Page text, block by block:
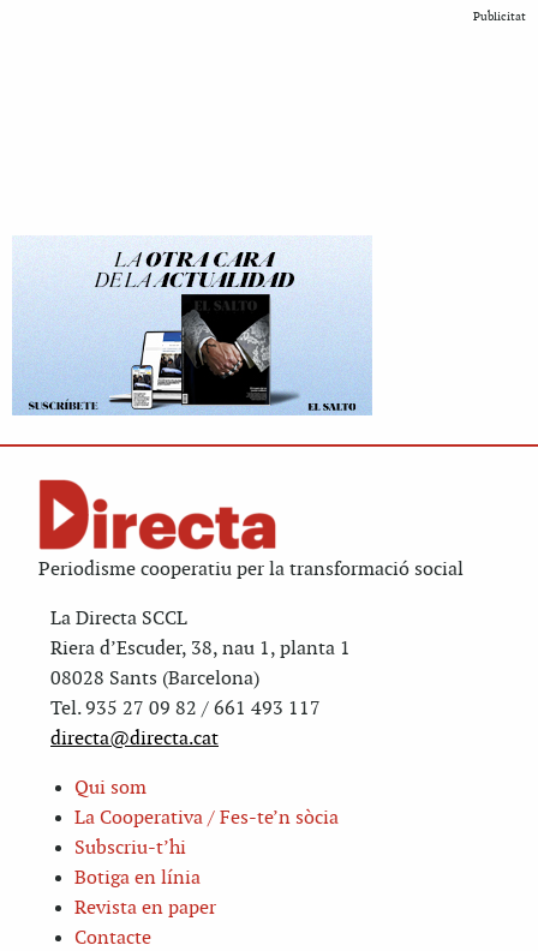
Publicitat
Periodisme cooperatiu per la transformació social
La Directa SCCL
Riera d’Escuder, 38, nau 1, planta 1
08028 Sants (Barcelona)
Tel. 935 27 09 82 / 661 493 117
directa@directa.cat
Qui som
La Cooperativa / Fes-te’n sòcia
Subscriu-t’hi
Botiga en línia
Revista en paper
Contacte